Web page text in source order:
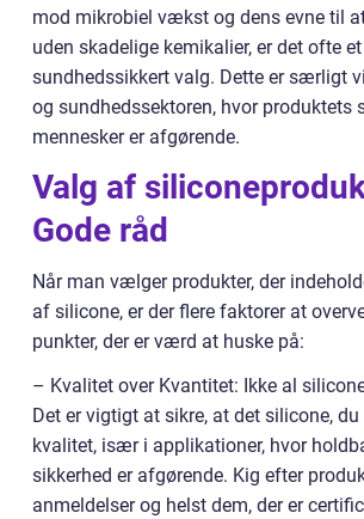
mod mikrobiel vækst og dens evne til
uden skadelige kemikalier, er det ofte
sundhedssikkert valg. Dette er særligt
og sundhedssektoren, hvor produktets
mennesker er afgørende.
Valg af
Gode råd
Når man vælger produkter, der
af silicone, er der flere faktorer at
punkter, der er værd at huske på:
– Kvalitet over Kvantitet: Ikke al
Det er vigtigt at sikre, at det silicone,
kvalitet, især i applikationer, hvor
sikkerhed er afgørende. Kig efter
anmeldelser og helst dem, der er